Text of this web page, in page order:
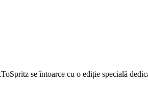
se întoarce cu o ediție specială